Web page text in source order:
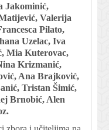
Jakominić,
Valerija
Pilato,
Uzelac, Iva
Mia Kuterovac,
Krizmanić,
Ana Brajković,
Tristan Šimić,
Brnobić, Alen